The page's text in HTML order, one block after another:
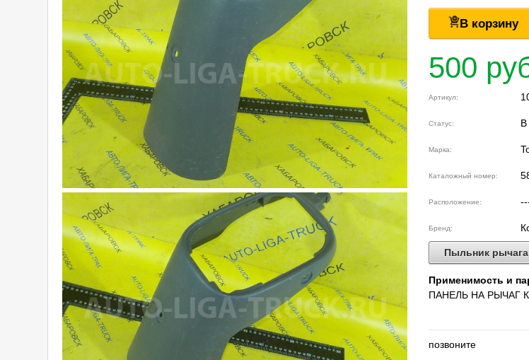
В корзину
500
Артикул:
Статус: В
Марка:
Каталожный номер:
Расположение:
Бренд:
Пыльник
Применимость и
ПАНЕЛЬ НА РЫЧАГ
позвоните